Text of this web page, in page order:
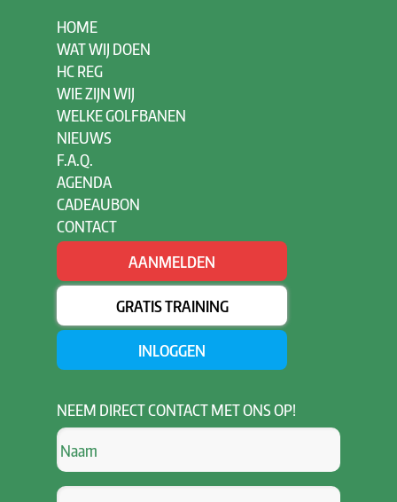
HOME
WAT WIJ DOEN
HC REG
WIE ZIJN WIJ
WELKE GOLFBANEN
NIEUWS
F.A.Q.
AGENDA
CADEAUBON
CONTACT
AANMELDEN
GRATIS TRAINING
INLOGGEN
NEEM DIRECT CONTACT MET ONS OP!